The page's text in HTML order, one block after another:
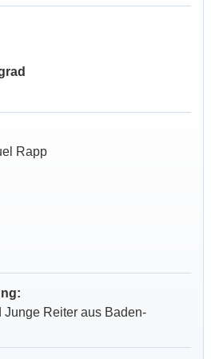
Rapp
Junge Reiter aus Baden-